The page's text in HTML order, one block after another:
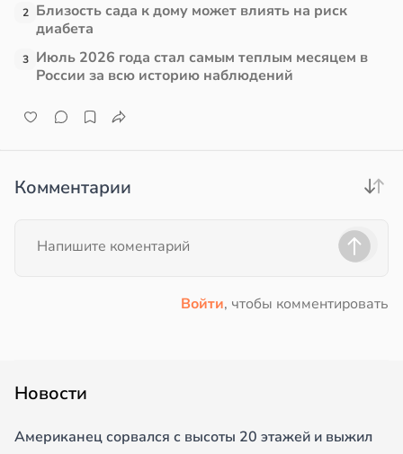
2 Близость сада к дому может влиять на риск
диабета
3 Июль 2026 года стал самым теплым месяцем в
России за всю историю наблюдений
Комментарии
Войти, чтобы комментировать
Новости
Американец сорвался с высоты 20 этажей и выжил